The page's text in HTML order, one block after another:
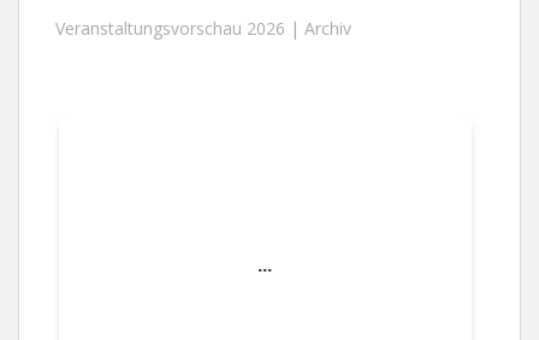
Veranstaltungsvorschau 2026 | Archiv